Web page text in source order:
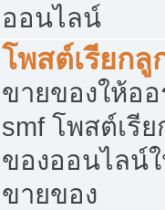
ออนไลน์
โพสต์เรียก
ขายของให้ออ
smf โพสต์เรี
ของออนไลน์
ขายของ